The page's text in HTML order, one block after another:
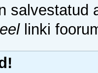
salvestatud
linki